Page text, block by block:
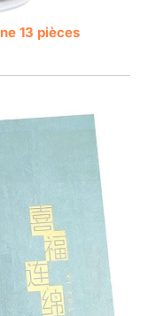
13 pièces